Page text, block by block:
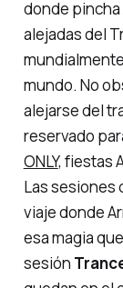
donde pincha
alejadas del
mundo. No
alejarse del
reservado
ONLY, fiestas
Las sesiones
viaje donde
esa magia
sesión